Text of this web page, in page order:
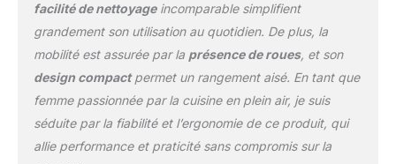
facilité de nettoyageincomparable simplifient
grandement son utilisation au quotidien. De plus, la
mobilité est assurée par la présence de roues, et son
design compactpermet un rangement aisé. En tant que
femme passionnée par la cuisine en plein air, je suis
séduite par la fiabilité et l’ergonomie de ce produit, qui
allie performance et praticité sans compromis sur la